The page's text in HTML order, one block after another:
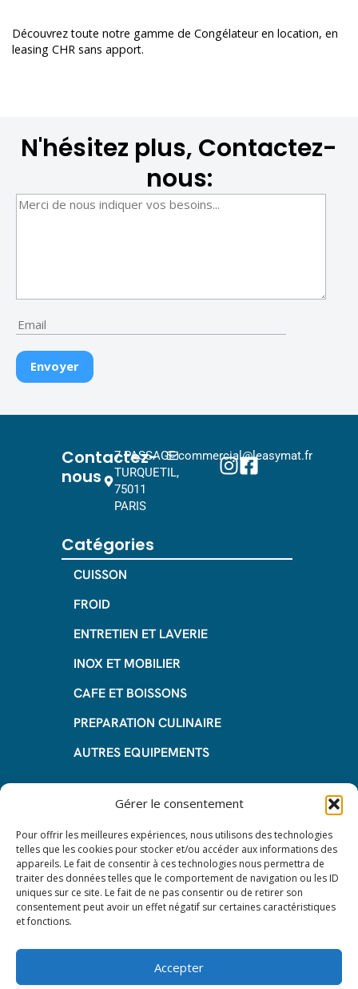
Gérer le consentement
Pour offrir les meilleures expériences, nous utilisons des technologies
telles que les cookies pour stocker et/ou accéder aux informations des
appareils. Le fait de consentir à ces technologies nous permettra de
traiter des données telles que le comportement de navigation ou les ID
uniques sur ce site. Le fait de ne pas consentir ou de retirer son
consentement peut avoir un effet négatif sur certaines caractéristiques
et fonctions.
Accepter
Découvrez toute notre gamme de Congélateur en location, en
leasing CHR sans apport.
N'hésitez plus, Contactez-
nous:
Contactez-
nous
7 PASSAGE
TURQUETIL,
75011
PARIS
commercial@leasymat.fr
Catégories
CUISSON
FROID
ENTRETIEN ET LAVERIE
INOX ET MOBILIER
CAFE ET BOISSONS
PREPARATION CULINAIRE
AUTRES EQUIPEMENTS
Informations
Questions fréquentes
Les avantages de la LOA
Les étapes du leasing de matériel
de restauration
Mentions Légales